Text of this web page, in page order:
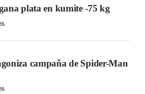
plata en kumite -75 kg
campaña de Spider-Man